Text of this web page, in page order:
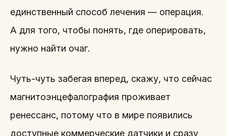
единственный способ лечения — операция.
А для того, чтобы понять, где оперировать,
нужно найти очаг.
Чуть-чуть забегая вперед, скажу, что сейчас
магнитоэнцефалография проживает
ренессанс, потому что в мире появились
доступные коммерческие датчики и сразу